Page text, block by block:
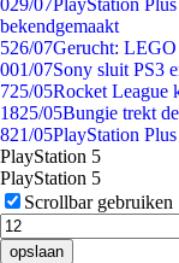
029/07PlayStation
bekendgemaakt
526/07Gerucht: LEGO
001/07Sony sluit PS3
725/05Rocket League
1825/05Bungie trekt
821/05PlayStation
PlayStation 5
PlayStation 5
Scrollbar gebruiken
opslaan